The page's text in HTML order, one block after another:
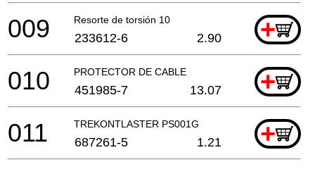
Resorte de torsión 10 +
009 233612-6 2.90
PROTECTOR DE CABLE +
010 451985-7 13.07
TREKONTLASTER PS001G +
011 687261-5 1.21